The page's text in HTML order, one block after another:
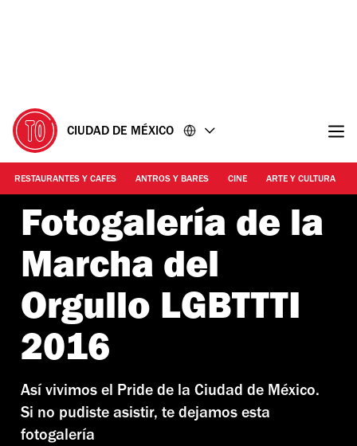
CIUDAD DE MÉXICO
RESTAURANTES Y CAFES ANTROS Y BARES CINE ARTE Y CULTURA
Fotogalería de la
Marcha del
Orgullo LGBTTTI
2016
Así vivimos el Pride de la Ciudad de México.
Si no pudiste asistir, te dejamos esta
fotogalería